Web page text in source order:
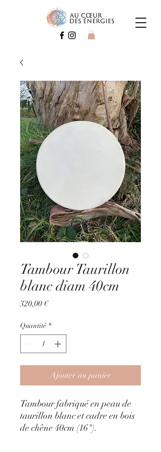
Tambour Taurillon
blanc diam 40cm
320,00 €Prix
Quantité *
Ajouter au panier
Tambour fabriqué en peau de
taurillon blanc et cadre en bois
de chêne 40cm (16").